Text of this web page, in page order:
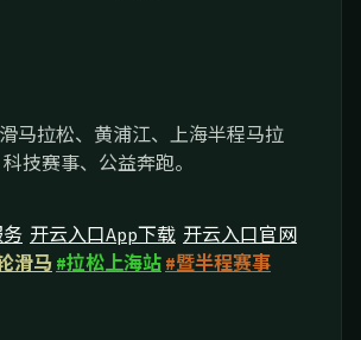
马拉松、黄浦江、上海半程马拉
技赛事、公益奔跑。
开云入口App下载 开云入口官网
滑马#拉松上海站#暨半程赛事